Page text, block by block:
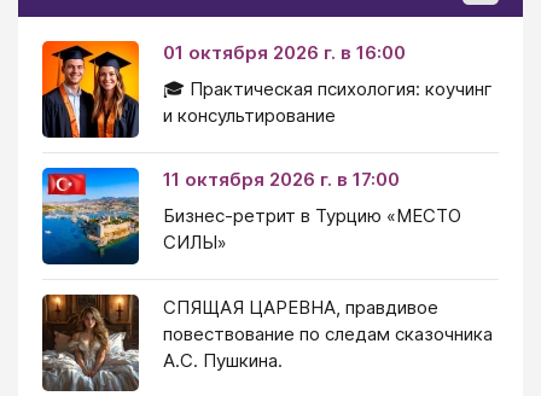
01 октября 2026 г. в 16:00
🎓 Практическая психология: коучинг
и консультирование
11 октября 2026 г. в 17:00
Бизнес-ретрит в Турцию «МЕСТО
СИЛЫ»
СПЯЩАЯ ЦАРЕВНА, правдивое
повествование по следам сказочника
А.С. Пушкина.